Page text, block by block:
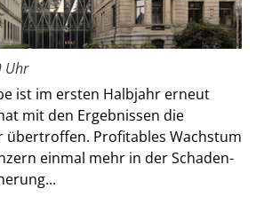
Uhr
ist im ersten Halbjahr erneut
mit den Ergebnissen die
übertroffen. Profitables Wachstum
einmal mehr in der Schaden-